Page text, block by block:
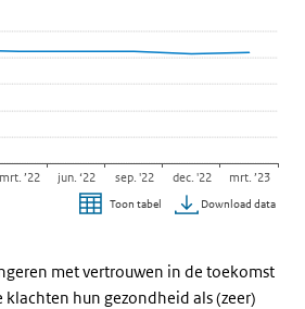
categories weergeeft.
percentage weergeeft.
mrt. ’22 jun. ‘22 sep. '22 dec. '22 mrt. ’23
Toon tabel Download data
met vertrouwen in de toekomst
hun gezondheid als (zeer)